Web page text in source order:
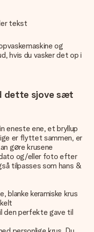
tekst
og
hvis du vasker det op i
dette sjove sæt
eneste ene, et bryllup
er flyttet sammen, er
gøre krusene
og/eller foto efter
tilpasses som hans &
blanke keramiske krus
den perfekte gave til